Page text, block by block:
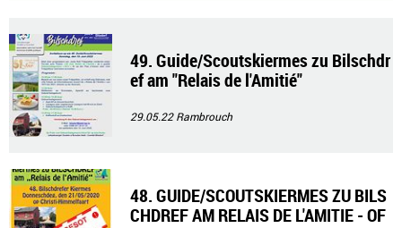
49. Guide/Scoutskiermes zu Bilschdr
ef am "Relais de l'Amitié"
29.05.22Rambrouch
48. GUIDE/SCOUTSKIERMES ZU BILS
CHDREF AM RELAIS DE L'AMITIE - OF